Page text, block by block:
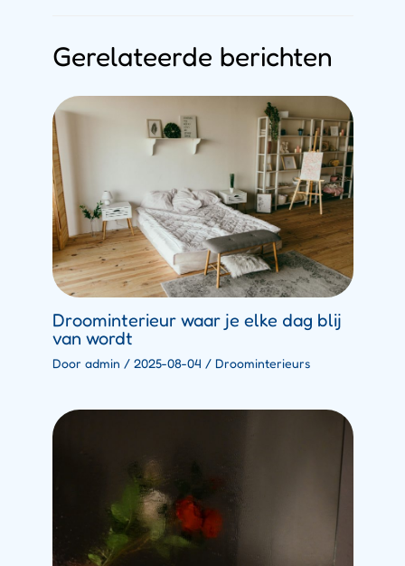
Gerelateerde berichten
Droominterieur waar je elke dag blij
van wordt
Door admin / 2025-08-04 / Droominterieurs